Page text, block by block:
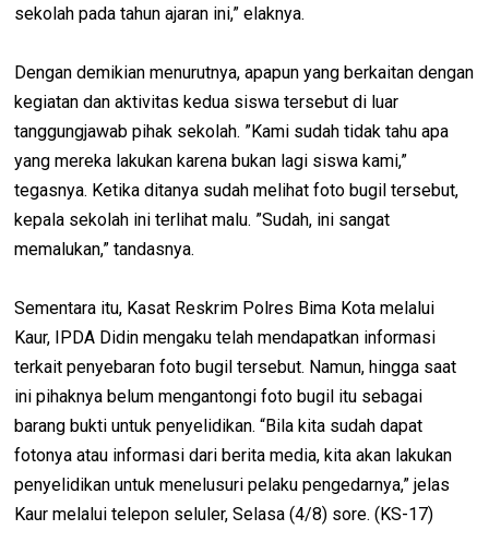
sekolah pada tahun ajaran ini,” elaknya.
Dengan demikian menurutnya, apapun yang berkaitan dengan
kegiatan dan aktivitas kedua siswa tersebut di luar
tanggungjawab pihak sekolah. ”Kami sudah tidak tahu apa
yang mereka lakukan karena bukan lagi siswa kami,”
tegasnya. Ketika ditanya sudah melihat foto bugil tersebut,
kepala sekolah ini terlihat malu. ”Sudah, ini sangat
memalukan,” tandasnya.
Sementara itu, Kasat Reskrim Polres Bima Kota melalui
Kaur, IPDA Didin mengaku telah mendapatkan informasi
terkait penyebaran foto bugil tersebut. Namun, hingga saat
ini pihaknya belum mengantongi foto bugil itu sebagai
barang bukti untuk penyelidikan. “Bila kita sudah dapat
fotonya atau informasi dari berita media, kita akan lakukan
penyelidikan untuk menelusuri pelaku pengedarnya,” jelas
Kaur melalui telepon seluler, Selasa (4/8) sore. (KS-17)